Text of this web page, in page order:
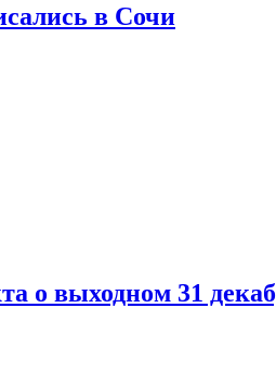
в Сочи
о выходном 31